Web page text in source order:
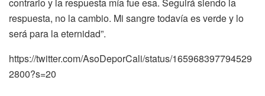
respuesta, no la cambio. Mi sangre todavía es verde y lo
será para la eternidad”.
https://twitter.com/AsoDeporCali/status/165968397794529
2800?s=20